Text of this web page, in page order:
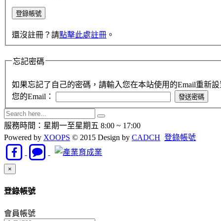
還沒註冊？請點擊此處註冊 。
忘記密碼
如果忘記了自己的密碼，請輸入您在本站使用的Email重新設
您的Email：
服務時間：星期一至星期五 8:00 ~ 17:00
Powered by XOOPS © 2015 Design by CADCH 登錄帳號
×
登錄帳號
會員帳號